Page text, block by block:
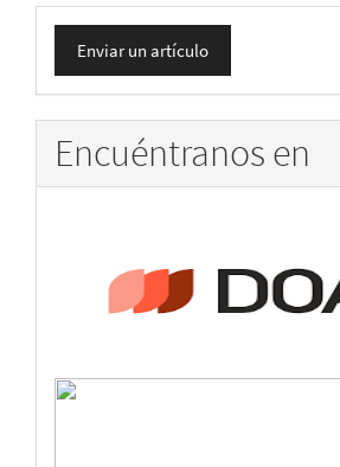
Enviar
un
artículo
Enviar un artículo
Encuéntranos en